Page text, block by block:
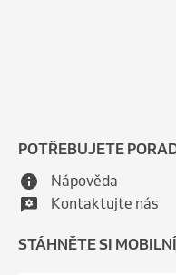
POTŘEBUJETE
Nápověda
Kontaktujte nás
STÁHNĚTE SI